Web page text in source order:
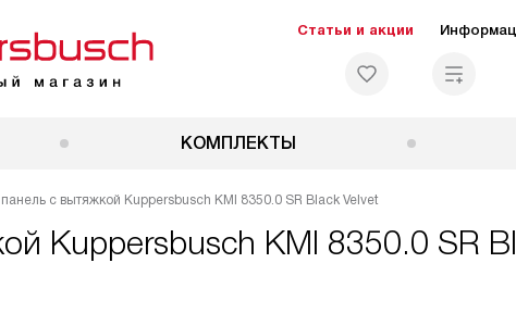
Статьи и акции
КОМПЛЕКТЫ
с вытяжкой Kuppersbusch KMI 8350.0 SR Black Velvet
Kuppersbusch KMI 8350.0 SR